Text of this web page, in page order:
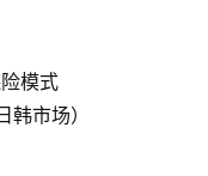
模式
市场）